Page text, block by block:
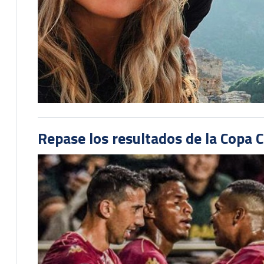
Repase los resultados de la Copa